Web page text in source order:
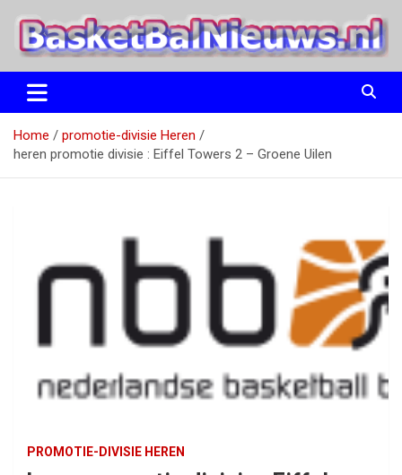
naar
BasketBalNieuws.nl
Etten
Home
promotie-divisie Heren
heren promotie divisie : Eiffel Towers 2 – Groene Uilen
PROMOTIE-DIVISIE HEREN